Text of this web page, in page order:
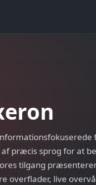
præcis sprog for at
tilgang
overflader, live